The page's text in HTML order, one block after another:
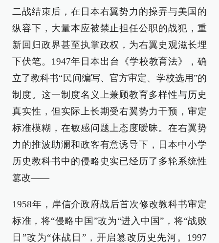
二战结束后，在日本右翼势力的操弄与美国的
纵容下，大量本应被禁止担任公职的战犯，重
新回归政界甚至执掌政权，为右翼史观滋长埋
下伏笔。1947年日本出台《学校教育法》，确
立了教科书“民间编写、官方审定、学校选用”的
制度。这一制度名义上兼顾教育多样性与历史
真实性，但实际上长期受右翼势力干预，审定
标准模糊，在敏感问题上态度暧昧。在右翼势
力的推波助澜和政客有意诱导下，日本中小学
历史教科书中的侵略史实已经历了多轮系统性
篡改——
1958年，岸信介政府战后首次修改教科书审定
标准，将“侵略中国”改为“进入中国”，将“战败
日”改为“休战日”，开启篡改历史先河。1997